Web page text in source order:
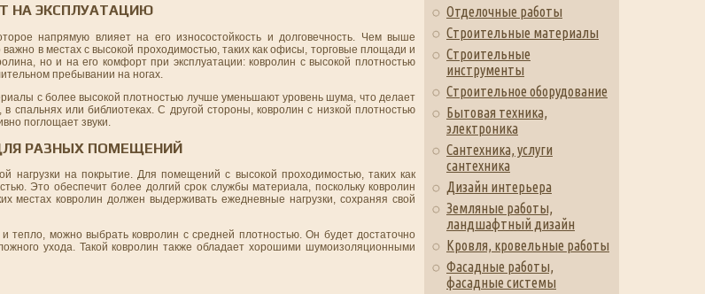
НА ЭКСПЛУАТАЦИЮ
напрямую влияет на его износостойкость и долговечность. Чем выше
в местах с высокой проходимостью, таких как офисы, торговые площади и
но и на его комфорт при эксплуатации: ковролин с высокой плотностью
пребывании на ногах.
с более высокой плотностью лучше уменьшают уровень шума, что делает
или библиотеках. С другой стороны, ковролин с низкой плотностью
поглощает звуки.
РАЗНЫХ ПОМЕЩЕНИЙ
нагрузки на покрытие. Для помещений с высокой проходимостью, таких как
Это обеспечит более долгий срок службы материала, поскольку ковролин
местах ковролин должен выдерживать ежедневные нагрузки, сохраняя свой
тепло, можно выбрать ковролин с средней плотностью. Он будет достаточно
ухода. Такой ковролин также обладает хорошими шумоизоляционными
Отделочные работы
Строительные материалы
Строительные
инструменты
Строительное оборудование
Бытовая техника,
электроника
Сантехника, услуги
сантехника
Дизайн интерьера
Земляные работы,
ландшафтный дизайн
Кровля, кровельные работы
Фасадные работы,
фасадные системы